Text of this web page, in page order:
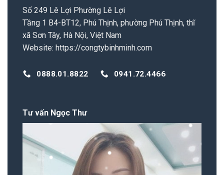
Số 249 Lê Lợi Phường Lê Lợi
Tầng 1 B4-BT12, Phú Thịnh, phường Phú Thịnh, thĩ
xã Sơn Tây, Hà Nội, Việt Nam
Website: https://congtybinhminh.com
0888.01.8822 0941.72.4466
Tư vấn Ngọc Thư